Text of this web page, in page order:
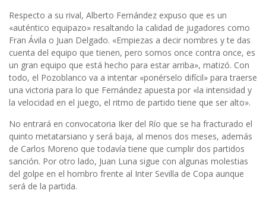
Respecto a su rival, Alberto Fernández expuso que es un
«auténtico equipazo» resaltando la calidad de jugadores como
Fran Ávila o Juan Delgado. «Empiezas a decir nombres y te das
cuenta del equipo que tienen, pero somos once contra once, es
un gran equipo que está hecho para estar arriba», matizó. Con
todo, el Pozoblanco va a intentar «ponérselo difícil» para traerse
una victoria para lo que Fernández apuesta por «la intensidad y
la velocidad en el juego, el ritmo de partido tiene que ser alto».
No entrará en convocatoria Iker del Río que se ha fracturado el
quinto metatarsiano y será baja, al menos dos meses, además
de Carlos Moreno que todavía tiene que cumplir dos partidos
sanción. Por otro lado, Juan Luna sigue con algunas molestias
del golpe en el hombro frente al Inter Sevilla de Copa aunque
será de la partida.